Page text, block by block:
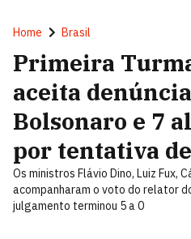
Home Brasil
Primeira
aceita
Bolsonaro e 7
por tentativa
Os ministros Flávio Dino, Luiz Fux,
acompanharam o voto do relator
julgamento terminou 5 a 0